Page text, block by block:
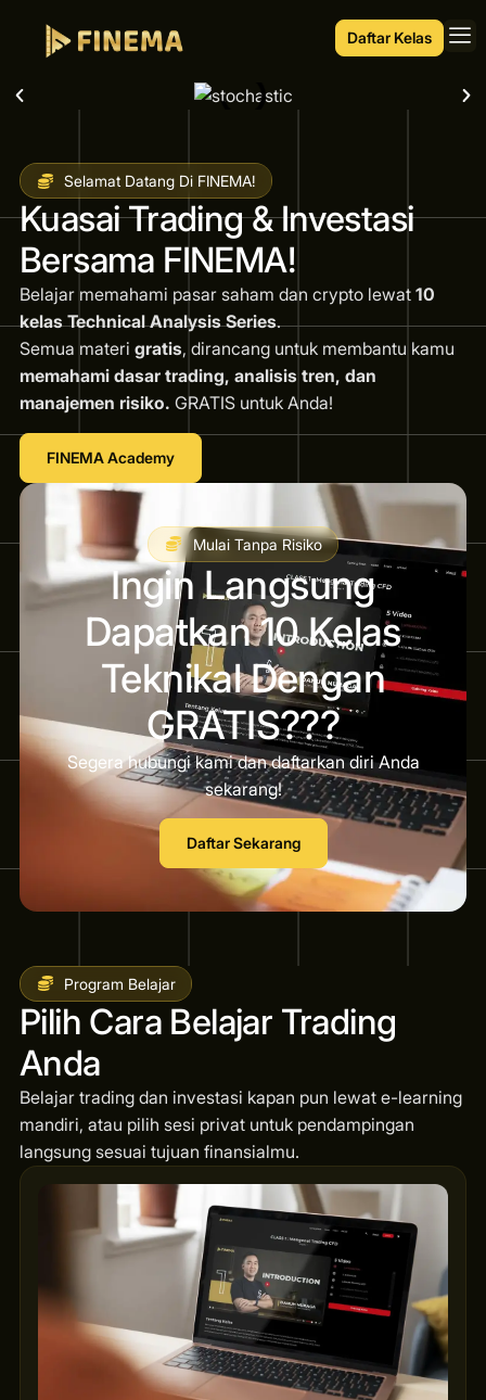
Daftar Kelas
Selamat Datang Di FINEMA!
Kuasai Trading & Investasi
Bersama FINEMA!
Belajar memahami pasar saham dan crypto lewat 10
kelas Technical Analysis Series.
Semua materi gratis, dirancang untuk membantu kamu
memahami dasar trading, analisis tren, dan
manajemen risiko. GRATIS untuk Anda!
FINEMA Academy
Mulai Tanpa Risiko
Ingin Langsung
Dapatkan 10 Kelas
Teknikal Dengan
GRATIS???
Segera hubungi kami dan daftarkan diri Anda
sekarang!
Daftar Sekarang
Program Belajar
Pilih Cara Belajar Trading
Anda
Belajar trading dan investasi kapan pun lewat e-learning
mandiri, atau pilih sesi privat untuk pendampingan
langsung sesuai tujuan finansialmu.